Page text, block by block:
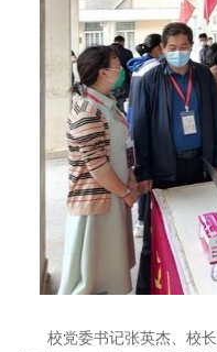
校党委书记张英杰、校